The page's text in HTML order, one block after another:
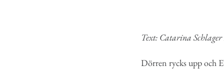
Text: Catarina
Dörren rycks upp och